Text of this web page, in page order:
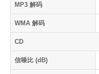
MP3 解码
WMA 解码
CD
信噪比 (dB)